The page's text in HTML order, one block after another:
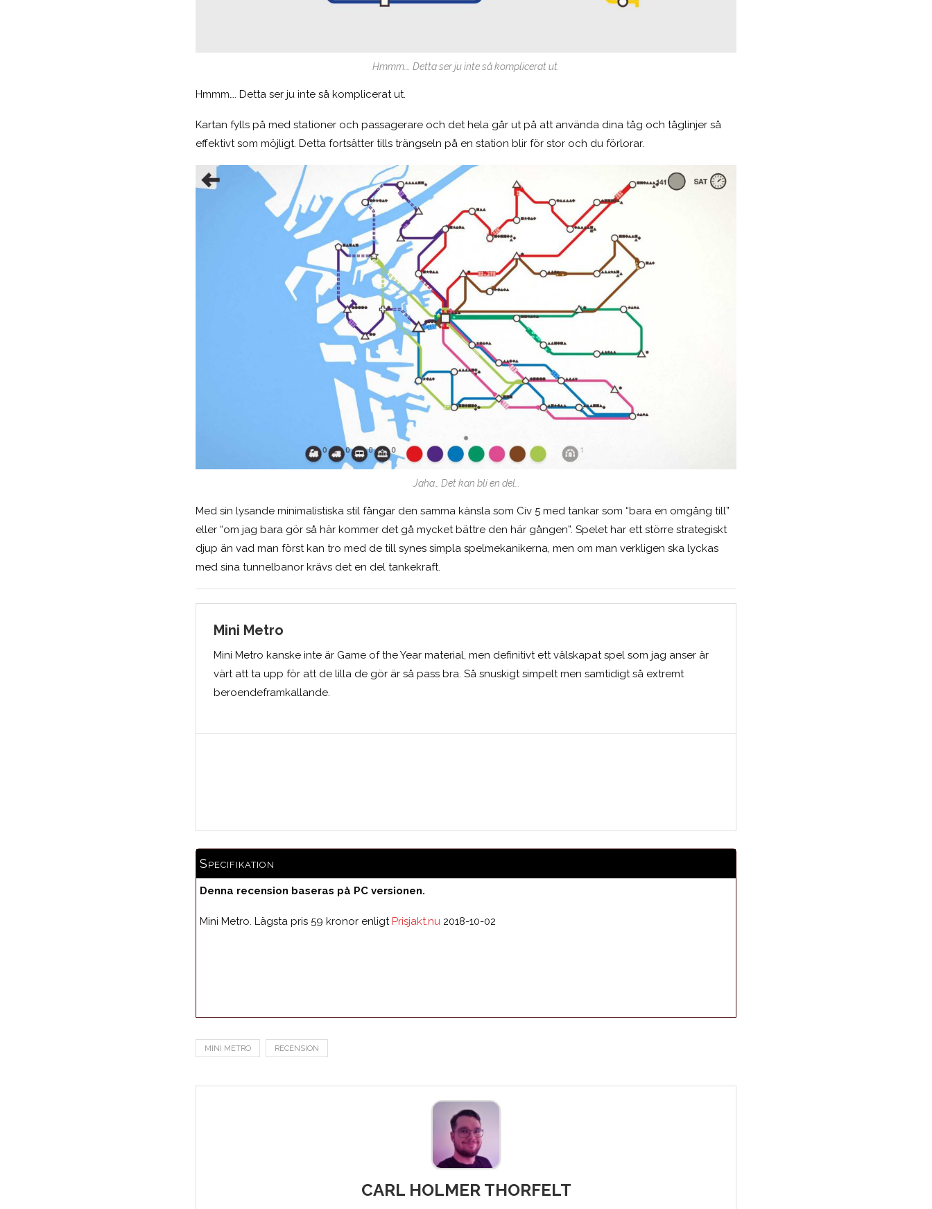
Hmmm…. Detta ser ju inte så komplicerat ut.
Hmmm…. Detta ser ju inte så komplicerat ut.
Kartan fylls på med stationer och passagerare och det hela går ut på att använda dina tåg och tåglinjer så
effektivt som möjligt. Detta fortsätter tills trängseln på en station blir för stor och du förlorar.
Jaha… Det kan bli en del…
Med sin lysande minimalistiska stil fångar den samma känsla som Civ 5 med tankar som “bara en omgång till”
eller “om jag bara gör så här kommer det gå mycket bättre den här gången”. Spelet har ett större strategiskt
djup än vad man först kan tro med de till synes simpla spelmekanikerna, men om man verkligen ska lyckas
med sina tunnelbanor krävs det en del tankekraft.
Mini Metro
Mini Metro kanske inte är Game of the Year material, men definitivt ett välskapat spel som jag anser är
värt att ta upp för att de lilla de gör är så pass bra. Så snuskigt simpelt men samtidigt så extremt
beroendeframkallande.
Specifikation
Denna recension baseras på PC versionen.
Mini Metro. Lägsta pris 59 kronor enligt Prisjakt.nu 2018-10-02
MINI METRO RECENSION
CARL HOLMER THORFELT